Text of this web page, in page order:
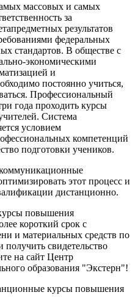
массовых и самых
за
результатов
федеральных
стандартов. В обществе с
экономическими
и
постоянно учиться,
Профессиональный
года проходить курсы
Система
условием
компетенций
подготовки учеников.
этот процесс и
дистанционно.
повышения
короткий срок с
и материальных средств по
свидетельство
на сайт Центр
образования "Экстерн"!
курсы повышения